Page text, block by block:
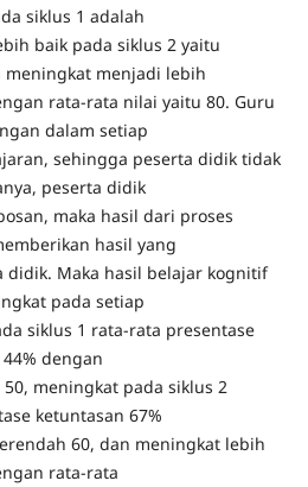
siklus 1 adalah
baik pada siklus 2 yaitu
menjadi lebih
rata-rata nilai yaitu 80. Guru
dalam setiap
sehingga peserta didik tidak
peserta didik
maka hasil dari proses
hasil yang
didik. Maka hasil belajar kognitif
pada setiap
siklus 1 rata-rata presentase
dengan
meningkat pada siklus 2
ketuntasan 67%
60, dan meningkat lebih
rata-rata